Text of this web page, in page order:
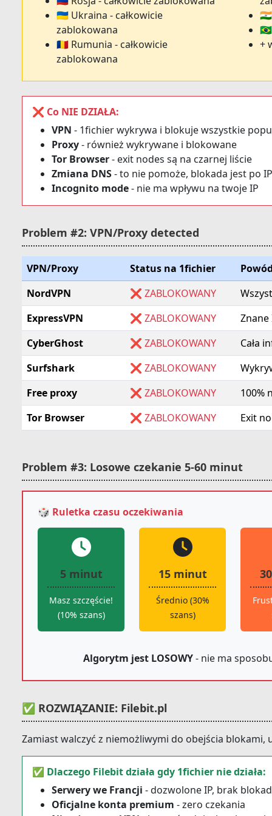
🇺🇦 Ukraina - całkowicie
zablokowana
🇷🇴 Rumunia - całkowicie
zablokowana
+
❌ Co NIE DZIAŁA:
VPN - 1fichier wykrywa i blokuje wszystkie
Proxy- również wykrywane i blokowane
Tor Browser- exit nodes są na czarnej liście
Zmiana DNS- to nie pomoże, blokada jest po IP
Incognito mode- nie ma wpływu na twoje IP
Problem #2: VPN/Proxy detected
VPN/Proxy Status na 1fichier
NordVPN
❌ ZABLOKOWANY
ExpressVPN
❌ ZABLOKOWANY
CyberGhost
❌ ZABLOKOWANY
Cała
Surfshark
❌ ZABLOKOWANY
Free proxy
❌ ZABLOKOWANY
100%
Tor Browser
❌ ZABLOKOWANY Exit
Problem #3: Losowe czekanie 5-60 minut
🎲 Ruletka czasu oczekiwania
5 minut
Masz szczęście!
(10% szans)
15 minut
Średnio (30%
szans)
Algorytm jest LOSOWY- nie ma
✅ ROZWIĄZANIE: Filebit.pl
Zamiast walczyć z niemożliwymi do obejścia blokami,
✅ Dlaczego Filebit działa gdy 1fichier nie działa:
Serwery we Francji - dozwolone IP, brak blokad
Oficjalne konta premium - zero czekania